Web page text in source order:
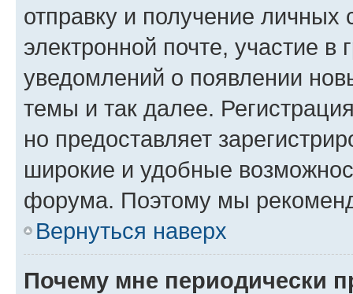
отправку и получение
электронной почте, участие в
уведомлений о появлении
темы и так далее.
но предоставляет
широкие и удобные
форума. Поэтому мы
Вернуться наверх
Почему мне периодически